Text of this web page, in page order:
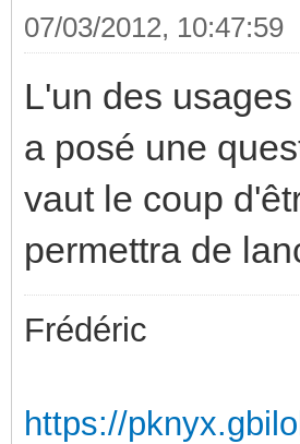
07/03/2012, 10:47:59
L'un des
a posé une
vaut le coup
permettra de
Frédéric
https://